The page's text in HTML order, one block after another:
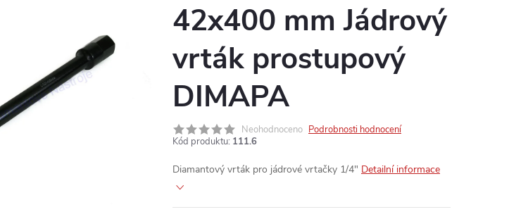
42x400 mm Jádrový
vrták prostupový
DIMAPA
Neohodnoceno Podrobnosti hodnocení
Kód produktu: 111.6
Diamantový vrták pro jádrové vrtačky 1/4" Detailní informace